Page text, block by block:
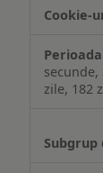
secunde,
zile, 182